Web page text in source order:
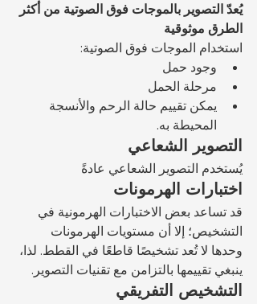
يُعدّ التصوير بالموجات فوق الصوتية من أكثر
الطرق موثوقية
استخدام الموجات فوق الصوتية:
وجود حمل
مرحلة الحمل
يمكن تقييم حالة الرحم والأنسجة
المحيطة به.
التصوير الشعاعي
يُستخدم التصوير الشعاعي عادةً
اختبارات الهرمونات
قد تساعد بعض الاختبارات الهرمونية في
التشخيص؛ إلا أن مستويات الهرمونات
وحدها لا تُعد تشخيصًا قاطعًا في القطط. لذا،
ينبغي تقييمها بالتزامن مع تقنيات التصوير.
التشخيص التفريقي